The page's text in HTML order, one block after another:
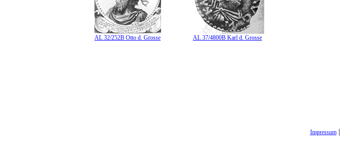
AL 32/252B Otto d. Grosse AL 37/4800B Karl d. Grosse
Impressum|